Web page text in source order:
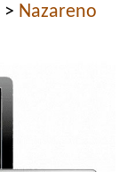
> Nazareno